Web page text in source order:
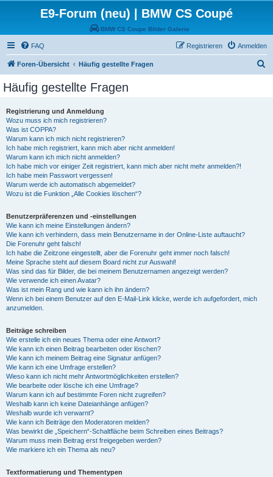
E9-Forum (neu) | BMW CS Coupé
BMW CS Coupe Bilder Galerie
FAQ Anmelden
Registrieren
Foren-Übersicht Häufig gestellte Fragen
Häufig gestellte Fragen
Registrierung und Anmeldung
Wozu muss ich mich registrieren?
Was ist COPPA?
Warum kann ich mich nicht registrieren?
Ich habe mich registriert, kann mich aber nicht anmelden!
Warum kann ich mich nicht anmelden?
Ich habe mich vor einiger Zeit registriert, kann mich aber nicht mehr anmelden?!
Ich habe mein Passwort vergessen!
Warum werde ich automatisch abgemeldet?
Wozu ist die Funktion „Alle Cookies löschen“?
Benutzerpräferenzen und -einstellungen
Wie kann ich meine Einstellungen ändern?
Wie kann ich verhindern, dass mein Benutzername in der Online-Liste auftaucht?
Die Forenuhr geht falsch!
Ich habe die Zeitzone eingestellt, aber die Forenuhr geht immer noch falsch!
Meine Sprache steht auf diesem Board nicht zur Auswahl!
Was sind das für Bilder, die bei meinem Benutzernamen angezeigt werden?
Wie verwende ich einen Avatar?
Was ist mein Rang und wie kann ich ihn ändern?
Wenn ich bei einem Benutzer auf den E-Mail-Link klicke, werde ich aufgefordert, mich
anzumelden.
Beiträge schreiben
Wie erstelle ich ein neues Thema oder eine Antwort?
Wie kann ich einen Beitrag bearbeiten oder löschen?
Wie kann ich meinem Beitrag eine Signatur anfügen?
Wie kann ich eine Umfrage erstellen?
Wieso kann ich nicht mehr Antwortmöglichkeiten erstellen?
Wie bearbeite oder lösche ich eine Umfrage?
Warum kann ich auf bestimmte Foren nicht zugreifen?
Weshalb kann ich keine Dateianhänge anfügen?
Weshalb wurde ich verwarnt?
Wie kann ich Beiträge den Moderatoren melden?
Was bewirkt die „Speichern“-Schaltfläche beim Schreiben eines Beitrags?
Warum muss mein Beitrag erst freigegeben werden?
Wie markiere ich ein Thema als neu?
Textformatierung und Thementypen